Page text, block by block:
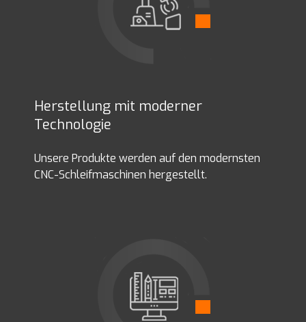
Herstellung mit moderner
Technologie
Unsere Produkte werden auf den modernsten
CNC-Schleifmaschinen hergestellt.